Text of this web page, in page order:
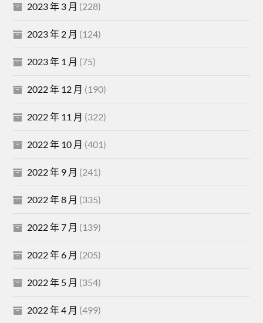
2023 年 3 月 (228)
2023 年 2 月 (124)
2023 年 1 月 (75)
2022 年 12 月 (190)
2022 年 11 月 (322)
2022 年 10 月 (401)
2022 年 9 月 (241)
2022 年 8 月 (335)
2022 年 7 月 (139)
2022 年 6 月 (205)
2022 年 5 月 (354)
2022 年 4 月 (499)